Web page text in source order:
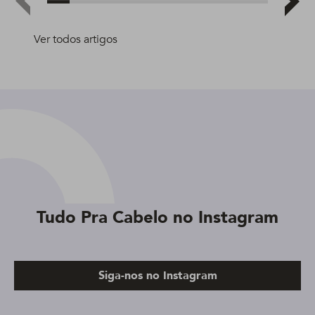
Ver todos artigos
Tudo Pra Cabelo no Instagram
Siga-nos no Instagram